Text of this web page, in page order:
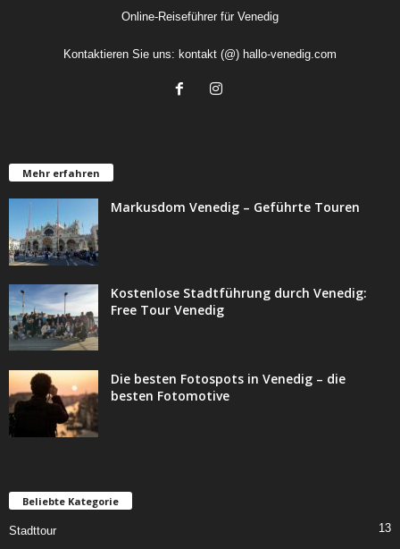
Online-Reiseführer für Venedig
Kontaktieren Sie uns: kontakt (@) hallo-venedig.com
Mehr erfahren
Markusdom Venedig – Geführte Touren
Kostenlose Stadtführung durch Venedig:
Free Tour Venedig
Die besten Fotospots in Venedig – die
besten Fotomotive
Beliebte Kategorie
Stadttour
13